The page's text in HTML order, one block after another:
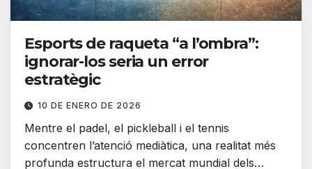
Esports de raqueta “a l’ombra”:
ignorar-los seria un error
estratègic
10 DE ENERO DE 2026
Mentre el padel, el pickleball i el tennis
concentren l’atenció mediàtica, una realitat més
profunda estructura el mercat mundial dels…